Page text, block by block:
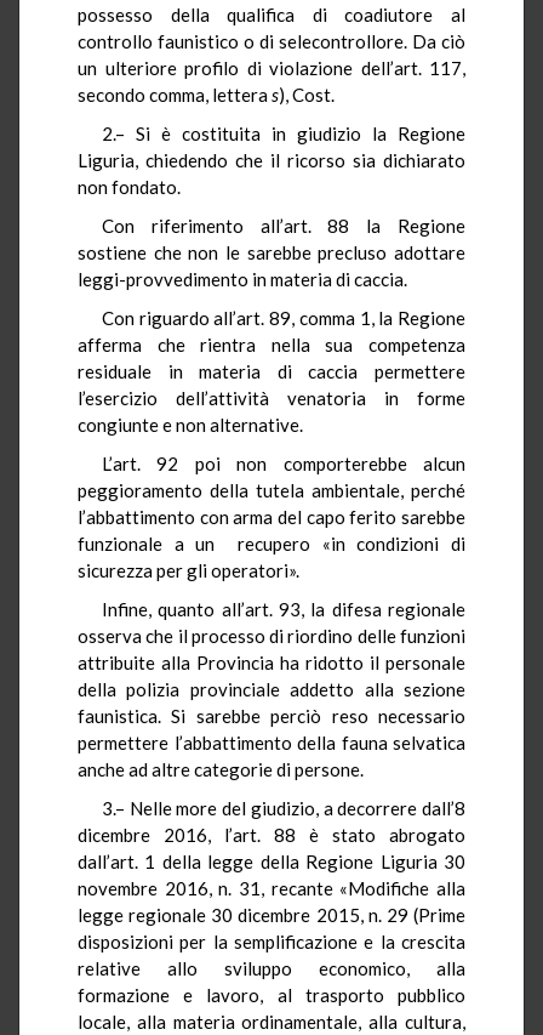
possesso della qualifica di coadiutore al
controllo faunistico o di selecontrollore. Da ciò
un ulteriore profilo di violazione dell’art. 117,
secondo comma, letteras), Cost.
2.– Si è costituita in giudizio la Regione
Liguria, chiedendo che il ricorso sia dichiarato
non fondato.
Con riferimento all’art. 88 la Regione
sostiene che non le sarebbe precluso adottare
leggi-provvedimento in materia di caccia.
Con riguardo all’art. 89, comma 1, la Regione
afferma che rientra nella sua competenza
residuale in materia di caccia permettere
l’esercizio dell’attività venatoria in forme
congiunte e non alternative.
L’art. 92 poi non comporterebbe alcun
peggioramento della tutela ambientale, perché
l’abbattimento con arma del capo ferito sarebbe
funzionale a un recupero «in condizioni di
sicurezza per gli operatori».
Infine, quanto all’art. 93, la difesa regionale
osserva che il processo di riordino delle funzioni
attribuite alla Provincia ha ridotto il personale
della polizia provinciale addetto alla sezione
faunistica. Si sarebbe perciò reso necessario
permettere l’abbattimento della fauna selvatica
anche ad altre categorie di persone.
3.– Nelle more del giudizio, a decorrere dall’8
dicembre 2016, l’art. 88 è stato abrogato
dall’art. 1 della legge della Regione Liguria 30
novembre 2016, n. 31, recante «Modifiche alla
legge regionale 30 dicembre 2015, n. 29 (Prime
disposizioni per la semplificazione e la crescita
relative allo sviluppo economico, alla
formazione e lavoro, al trasporto pubblico
locale, alla materia ordinamentale, alla cultura,